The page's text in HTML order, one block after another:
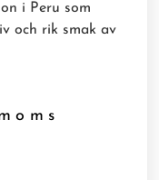
i Peru som
och rik smak av